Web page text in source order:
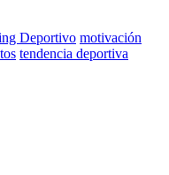
Deportivo motivación
tendencia deportiva